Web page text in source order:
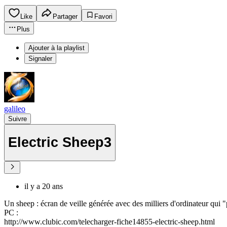
Like Partager
Favori
Plus
Ajouter à la playlist
Signaler
galileo
Suivre
Electric Sheep3
il y a 20 ans
Un sheep : écran de veille générée avec des milliers d'ordinateur qui
PC :
http://www.clubic.com/telecharger-fiche14855-electric-sheep.html